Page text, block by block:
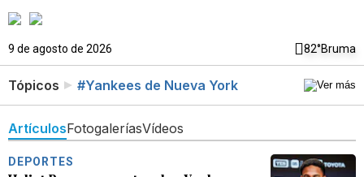
9 de agosto de 2026 82°Bruma
Tópicos #Yankees de Nueva York
ArtículosFotogaleríasVídeos
DEPORTES